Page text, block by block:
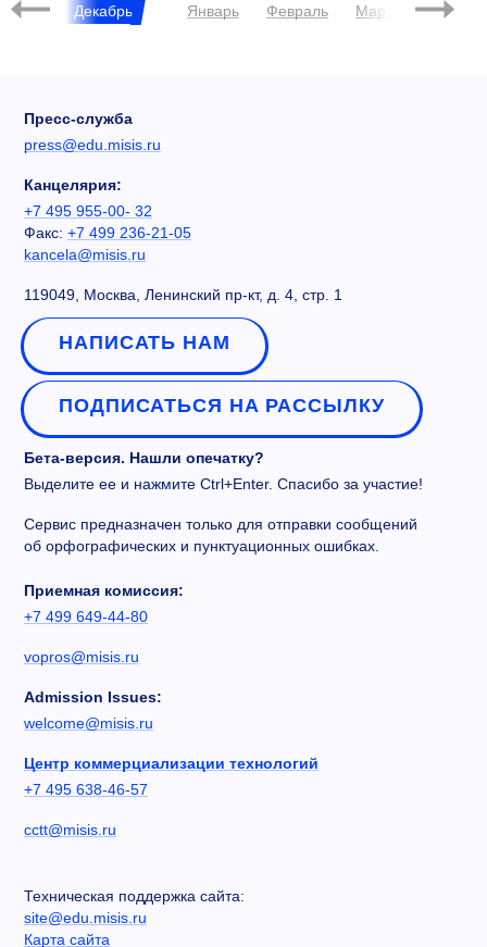
Декабрь
Январь
Февраль Март Апрель
Пресс-служба
press@edu.misis.ru
Канцелярия:
+7 495 955-00- 32
Факс: +7 499 236-21-05
kancela@misis.ru
119049, Москва, Ленинский пр-кт, д. 4, стр. 1
НАПИСАТЬ НАМ
ПОДПИСАТЬСЯ НА РАССЫЛКУ
Бета-версия. Нашли опечатку?
Выделите ее и нажмите Ctrl+Enter. Спасибо за участие!
Сервис предназначен только для отправки сообщений
об орфографических и пунктуационных ошибках.
Приемная комиссия:
+7 499 649-44-80
vopros@misis.ru
Admission Issues:
welcome@misis.ru
Центр коммерциализации технологий
+7 495 638-46-57
cctt@misis.ru
Техническая поддержка сайта:
site@edu.misis.ru
Карта сайта